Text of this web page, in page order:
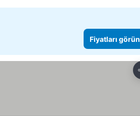
Fiyatları görün